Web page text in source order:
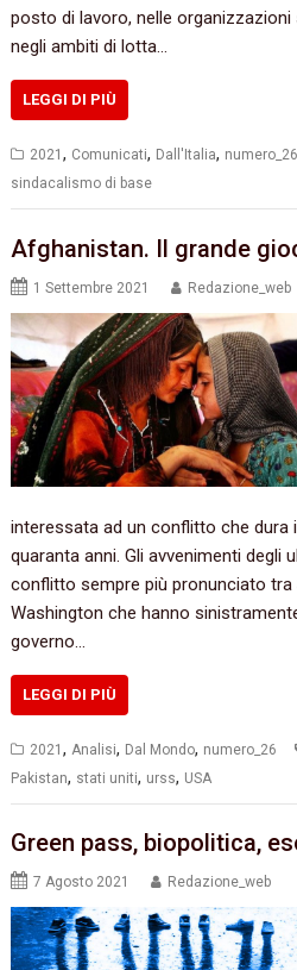
posto di lavoro, nelle
negli ambiti di lotta…
LEGGI DI PIÙ
2021, Comunicati, Dall'Italia, numero_26
sindacalismo di base
Afghanistan. Il grande
1 Settembre 2021 Redazione_web
interessata ad un conflitto che dura
quaranta anni. Gli avvenimenti degli
conflitto sempre più pronunciato tra
Washington che hanno
governo…
LEGGI DI PIÙ
2021, Analisi, Dal Mondo, numero_26
Pakistan, stati uniti, urss, USA
Green pass, biopolitica,
7 Agosto 2021 Redazione_web